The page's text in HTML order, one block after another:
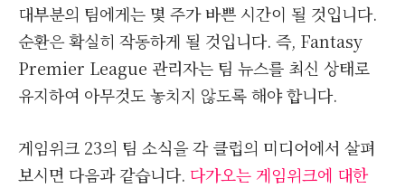
대부분의 팀에게는 몇 주가 바쁜 시간이 될 것입니다.
순환은 확실히 작동하게 될 것입니다. 즉, Fantasy
Premier League 관리자는 팀 뉴스를 최신 상태로
유지하여 아무것도 놓치지 않도록 해야 합니다.
게임위크 23의 팀 소식을 각 클럽의 미디어에서 살펴
보시면 다음과 같습니다. 다가오는 게임위크에 대한